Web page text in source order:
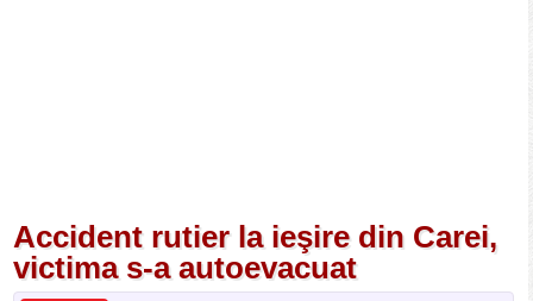
Accident rutier la ieşire din Carei,
victima s-a autoevacuat